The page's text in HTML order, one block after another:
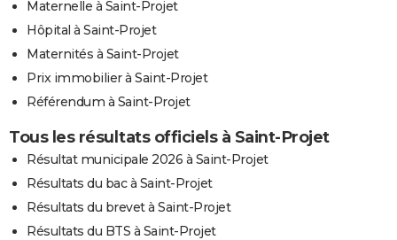
Maternelle à Saint-Projet
Hôpital à Saint-Projet
Maternités à Saint-Projet
Prix immobilier à Saint-Projet
Référendum à Saint-Projet
Tous les résultats officiels à Saint-Projet
Résultat municipale 2026 à Saint-Projet
Résultats du bac à Saint-Projet
Résultats du brevet à Saint-Projet
Résultats du BTS à Saint-Projet